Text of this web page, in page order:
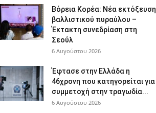
Βόρεια Κορέα: Νέα εκτόξευση
βαλλιστικού πυραύλου –
Έκτακτη συνεδρίαση στη
Σεούλ
6 Αυγούστου 2026
Έφτασε στην Ελλάδα η
46χρονη που κατηγορείται για
συμμετοχή στην τραγωδία...
6 Αυγούστου 2026